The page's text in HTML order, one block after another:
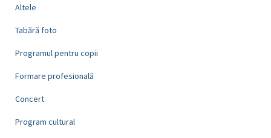
Altele
Tabără foto
Programul pentru copii
Formare profesională
Concert
Program cultural